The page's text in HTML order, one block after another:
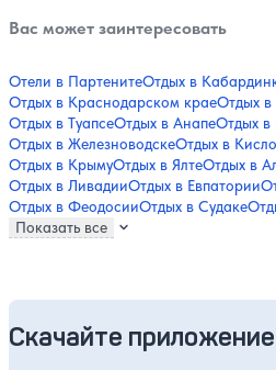
Вас может заинтересовать
Отели в ПартенитеОтдых в
Отдых в Краснодарском краеОтдых
Отдых в ТуапсеОтдых в АнапеОтдых в
Отдых в ЖелезноводскеОтдых в
Отдых в КрымуОтдых в ЯлтеОтдых в
Отдых в ЛивадииОтдых в Евпатории
Отдых в ФеодосииОтдых в Судаке
Показать все
Скачайте приложение